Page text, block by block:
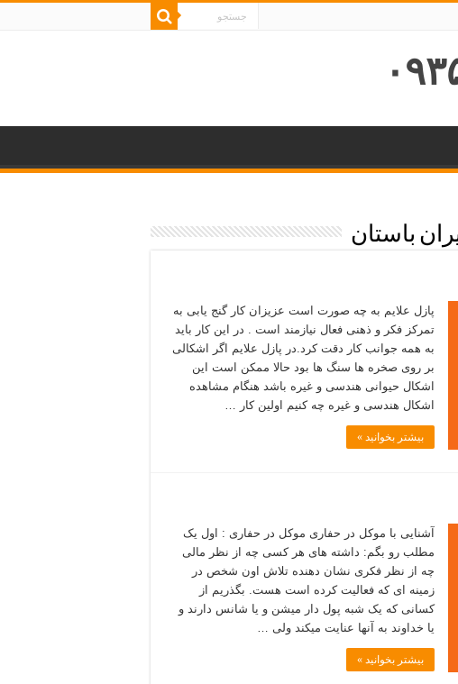
باستان
پازل علایم به چه صورت است عزیزان کار گنج یابی به
تمرکز فکر و ذهنی فعال نیازمند است . در این کار باید
به همه جوانب کار دقت کرد.در پازل علایم اگر اشکالی
بر روی صخره ها سنگ ها بود حالا ممکن است این
اشکال حیوانی هندسی و غیره باشد هنگام مشاهده
اشکال هندسی و غیره چه کنیم اولین کار …
بیشتر بخوانید »
آشنایی با موکل در حفاری موکل در حفاری : اول یک
مطلب رو بگم: داشته های هر کسی چه از نظر مالی
چه از نظر فکری نشان دهنده تلاش اون شخص در
زمینه ای که فعالیت کرده است هست. بگذریم از
کسانی که یک شبه پول دار میشن و یا شانس دارند و
یا خداوند به آنها عنایت میکند ولی …
بیشتر بخوانید »